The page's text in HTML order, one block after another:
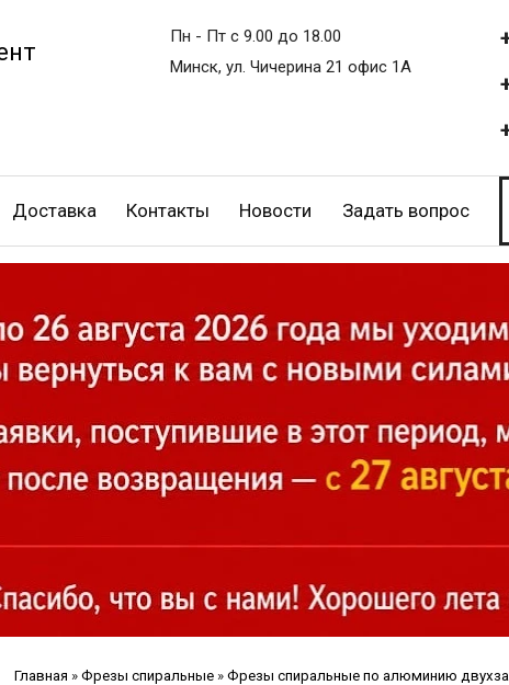
Пн - Пт с 9.00 до 18.00
Минск, ул. Чичерина 21 офис 1А
Доставка Контакты Новости Задать вопрос
Главная » Фрезы спиральные » Фрезы спиральные по алюминию